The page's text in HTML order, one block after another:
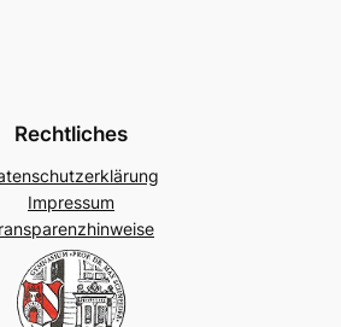
Rechtliches
Impressum